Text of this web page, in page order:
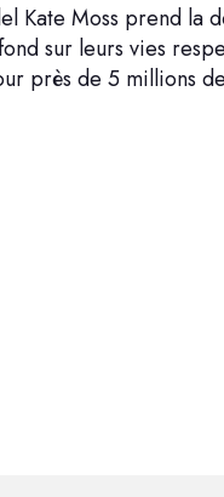
Kate Moss prend la
sur leurs vies
près de 5 millions